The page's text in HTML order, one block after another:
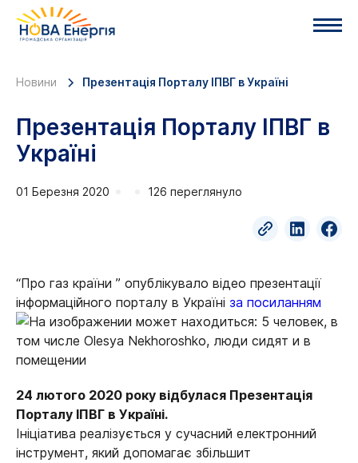
Новини Презентація Порталу ІПВГ в Україні
Презентація Порталу ІПВГ в
Україні
01 Березня 2020 126 переглянуло
“Про газ країни ” опублікувало відео презентації
інформаційного порталу в Україні за посиланням
24 лютого 2020 року відбулася Презентація
Порталу ІПВГ в Україні.
Ініціатива реалізується у сучасний електронний
інструмент, який допомагає збільшит